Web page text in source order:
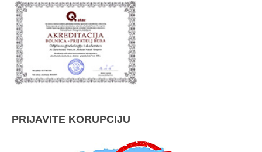
PRIJAVITE KORUPCIJU